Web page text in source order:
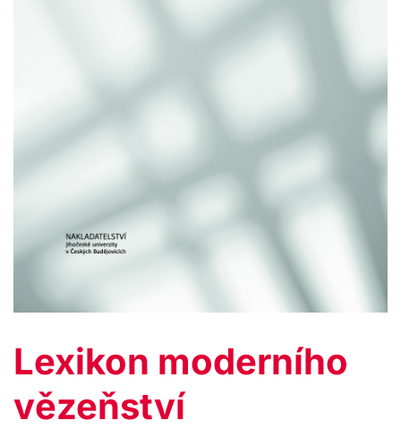
Lexikon moderního
vězeňství